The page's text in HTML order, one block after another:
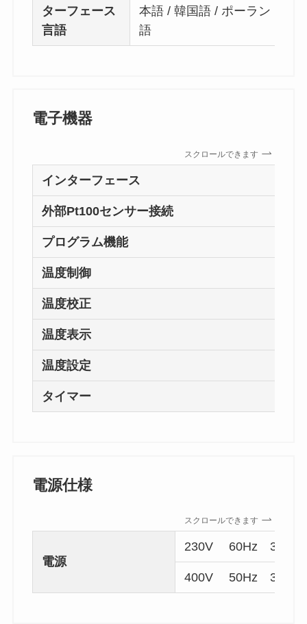
ターフェース
言語
本語 / 韓国語 / ポーランド語
語
電子機器
スクロールできます
インターフェース
外部Pt100センサー接続
プログラム機能
温度制御
温度校正
温度表示
温度設定
タイマー
電源仕様
スクロールできます
電源
230V 60Hz 3線
400V 50Hz 3線